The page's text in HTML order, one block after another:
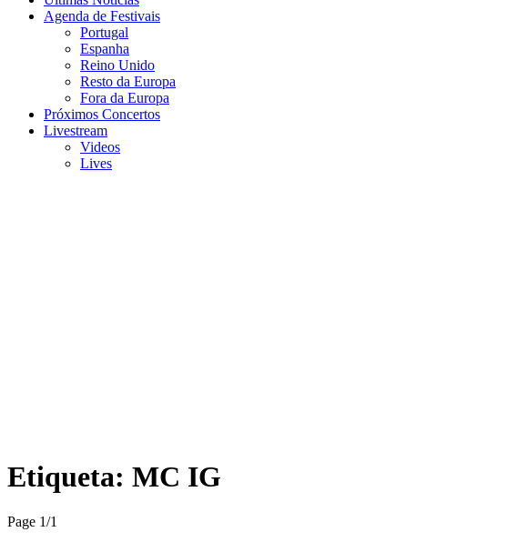
Agenda de Festivais
Portugal
Espanha
Reino Unido
Resto da Europa
Fora da Europa
Próximos Concertos
Livestream
Videos
Lives
Etiqueta: MC IG
Page 1/1